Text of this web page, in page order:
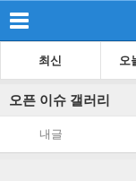
최신 오
오픈 이슈 갤러리
내글